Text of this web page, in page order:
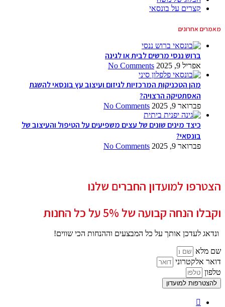
קצרים על בונסאי
מאמרים אחרונים
ברוש ננסי מרשים לבית או לגינה
אפריל 9, 2025 No Comments
מהן הטכניקות המרכזיות לגיזום ועיצוב עץ בונסאי להשגת
האסתטיקה הרצויה?
פברואר 9, 2025 No Comments
כיצד מינים שונים של עצים משפיעים על הטיפול והעיצוב של
בונסאי?
פברואר 9, 2025 No Comments
הצטרפו למועדון החברים שלנו
וקבלו הנחה קבועה של 5% על כל החנות
ונדאג לעדכן אותך על כל המבצעים וההנחות הכי שווים!
שם מלא
דואר אלקטרוני
טלפון
להצטרפות למועדון